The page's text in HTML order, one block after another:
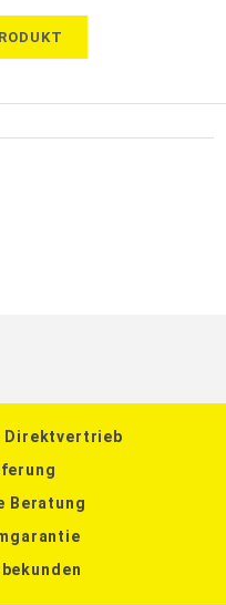
Direktvertrieb
Beratung